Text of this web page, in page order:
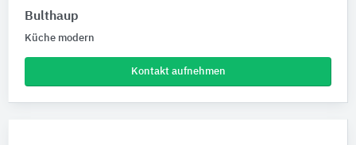
Bulthaup
Küche modern
Kontakt aufnehmen